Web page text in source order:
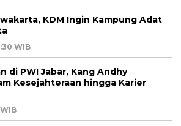
KDM Ingin Kampung Adat
WIB
di PWI Jabar, Kang Andhy
Kesejahteraan hingga Karier